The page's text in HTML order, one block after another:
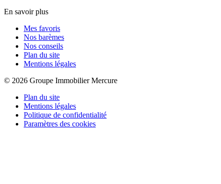
En savoir plus
Mes favoris
Nos barèmes
Nos conseils
Plan du site
Mentions légales
© 2026 Groupe Immobilier Mercure
Plan du site
Mentions légales
Politique de confidentialité
Paramètres des cookies